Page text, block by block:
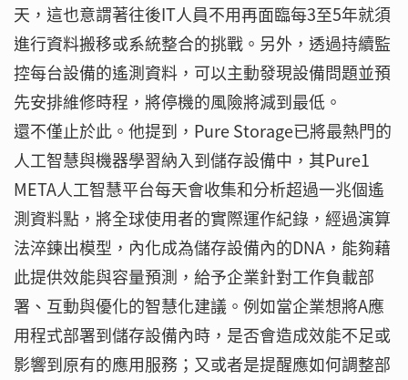
天，這也意謂著往後IT人員不用再面臨每3至5年就須
進行資料搬移或系統整合的挑戰。另外，透過持續監
控每台設備的遙測資料，可以主動發現設備問題並預
先安排維修時程，將停機的風險將減到最低。
還不僅止於此。他提到，Pure Storage已將最熱門的
人工智慧與機器學習納入到儲存設備中，其Pure1
META人工智慧平台每天會收集和分析超過一兆個遙
測資料點，將全球使用者的實際運作紀錄，經過演算
法淬鍊出模型，內化成為儲存設備內的DNA，能夠藉
此提供效能與容量預測，給予企業針對工作負載部
署、互動與優化的智慧化建議。例如當企業想將A應
用程式部署到儲存設備內時，是否會造成效能不足或
影響到原有的應用服務；又或者是提醒應如何調整部